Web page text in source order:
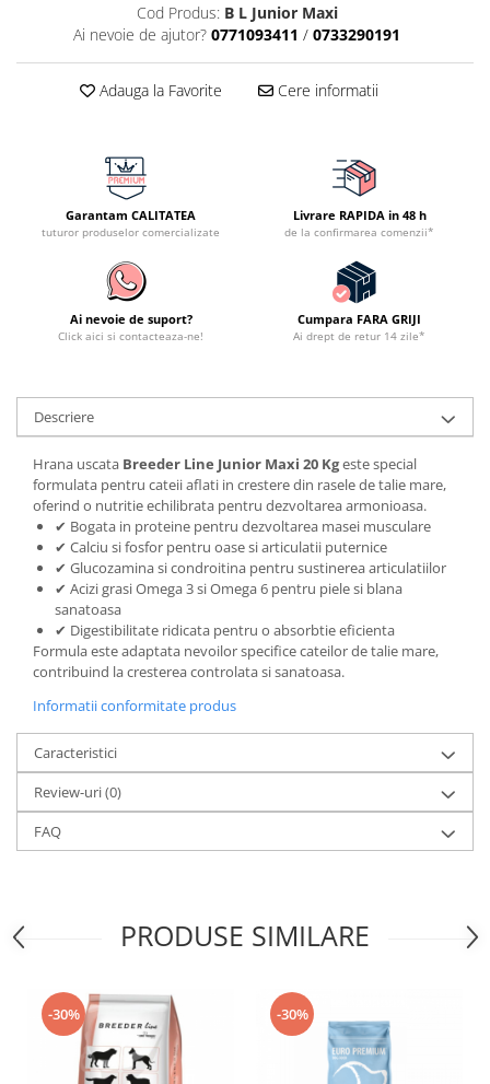
Cod Produs: B L Junior Maxi
Ai nevoie de ajutor? 0771093411 / 0733290191
Adauga la Favorite Cere informatii
Garantam CALITATEA
tuturor produselor comercializate
Livrare RAPIDA in 48 h
de la confirmarea comenzii*
Ai nevoie de suport?
Click aici si contacteaza-ne!
Cumpara FARA GRIJI
Ai drept de retur 14 zile*
Descriere
Hrana uscata Breeder Line Junior Maxi 20 Kgeste special
formulata pentru cateii aflati in crestere din rasele de talie mare,
oferind o nutritie echilibrata pentru dezvoltarea armonioasa.
✔ Bogata in proteine pentru dezvoltarea masei musculare
✔ Calciu si fosfor pentru oase si articulatii puternice
✔ Glucozamina si condroitina pentru sustinerea articulatiilor
✔ Acizi grasi Omega 3 si Omega 6 pentru piele si blana
sanatoasa
✔ Digestibilitate ridicata pentru o absorbtie eficienta
Formula este adaptata nevoilor specifice cateilor de talie mare,
contribuind la cresterea controlata si sanatoasa.
Informatii conformitate produs
Caracteristici
Review-uri(0)
FAQ
PRODUSE SIMILARE
-30% -30%